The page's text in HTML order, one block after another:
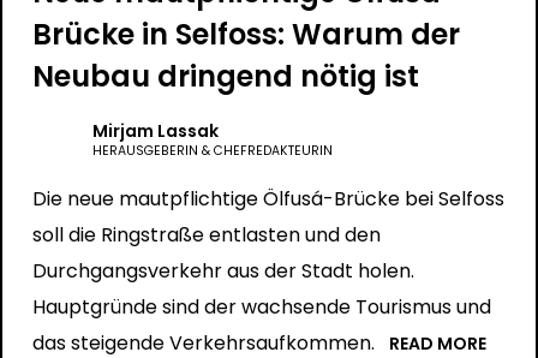
Brücke in Selfoss: Warum der
Neubau dringend nötig ist
Mirjam Lassak
HERAUSGEBERIN & CHEFREDAKTEURIN
Die neue mautpflichtige Ölfusá-Brücke bei Selfoss
soll die Ringstraße entlasten und den
Durchgangsverkehr aus der Stadt holen.
Hauptgründe sind der wachsende Tourismus und
das steigende Verkehrsaufkommen.
READ MORE